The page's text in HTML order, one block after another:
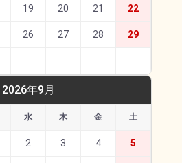
19 20 21 22
26 27 28 29
2026年9月
水 木 金 土
2 3 4 5